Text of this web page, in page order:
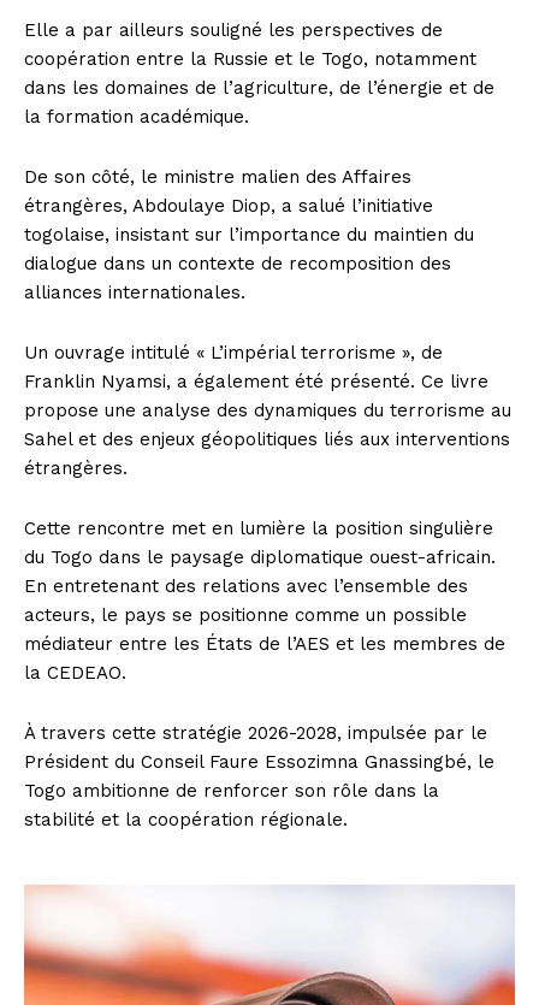
Elle a par ailleurs souligné les perspectives de
coopération entre la Russie et le Togo, notamment
dans les domaines de l’agriculture, de l’énergie et de
la formation académique.
De son côté, le ministre malien des Affaires
étrangères, Abdoulaye Diop, a salué l’initiative
togolaise, insistant sur l’importance du maintien du
dialogue dans un contexte de recomposition des
alliances internationales.
Un ouvrage intitulé « L’impérial terrorisme », de
Franklin Nyamsi, a également été présenté. Ce livre
propose une analyse des dynamiques du terrorisme au
Sahel et des enjeux géopolitiques liés aux interventions
étrangères.
Cette rencontre met en lumière la position singulière
du Togo dans le paysage diplomatique ouest-africain.
En entretenant des relations avec l’ensemble des
acteurs, le pays se positionne comme un possible
médiateur entre les États de l’AES et les membres de
la CEDEAO.
À travers cette stratégie 2026-2028, impulsée par le
Président du Conseil Faure Essozimna Gnassingbé, le
Togo ambitionne de renforcer son rôle dans la
stabilité et la coopération régionale.